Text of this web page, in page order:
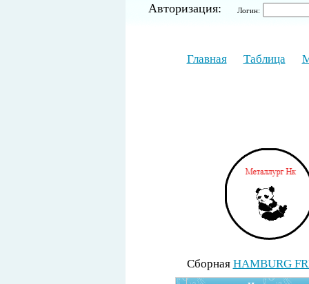
Авторизация: Логин:
Главная Таблица
Cборная HAMBURG